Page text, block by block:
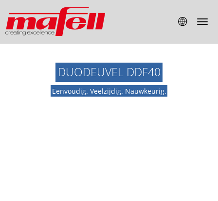
DUODEUVEL DDF40
Eenvoudig. Veelzijdig. Nauwkeurig.